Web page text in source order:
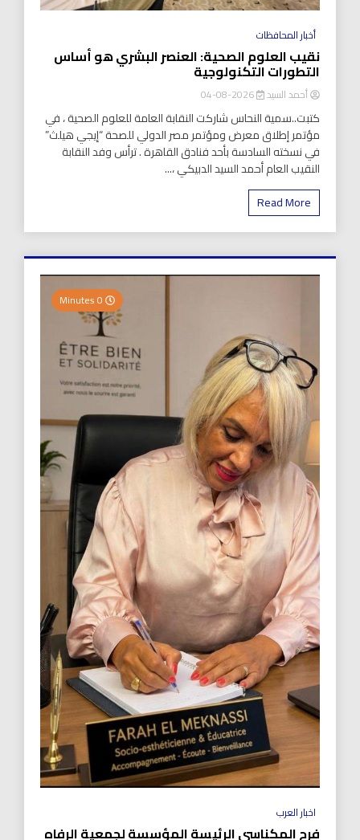
أخبار المحافظات
نقيب العلوم الصحية: العنصر البشري هو أساس
التطورات التكنولوجية
أحمد السيد 2026-08-04
كتبت..سمية النحاس شاركت النقابة العامة للعلوم الصحية ، في
مؤتمر إطلاق معرض ومؤتمر مصر الدولي للصحة “إيجي هيلث”
في نسخته السادسة بأحد فنادق القاهرة . ترأس وفد النقابة
النقيب العام أحمد السيد الدبيكي ،...
Read More
اخبار العرب
فرح المكناسي الرئيسة المؤسسة لجمعية الرفاه